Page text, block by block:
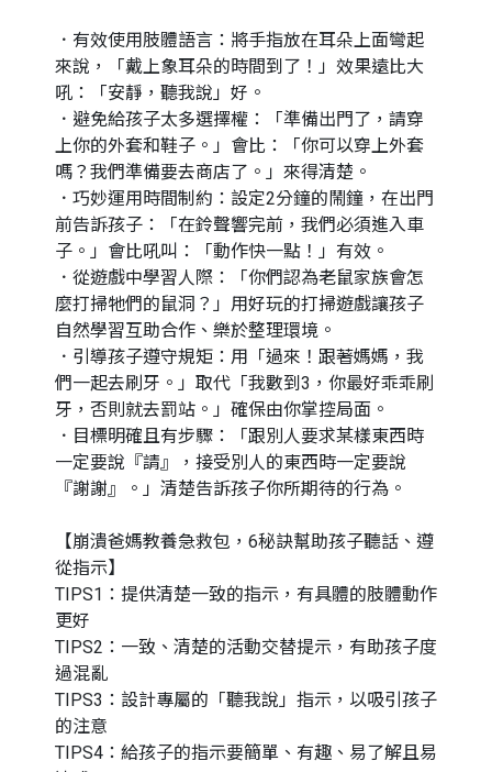
．有效使用肢體語言：將手指放在耳朵上面彎起
來說，「戴上象耳朵的時間到了！」效果遠比大
吼：「安靜，聽我說」好。
．避免給孩子太多選擇權：「準備出門了，請穿
上你的外套和鞋子。」會比：「你可以穿上外套
嗎？我們準備要去商店了。」來得清楚。
．巧妙運用時間制約：設定2分鐘的鬧鐘，在出門
前告訴孩子：「在鈴聲響完前，我們必須進入車
子。」會比吼叫：「動作快一點！」有效。
．從遊戲中學習人際：「你們認為老鼠家族會怎
麼打掃牠們的鼠洞？」用好玩的打掃遊戲讓孩子
自然學習互助合作、樂於整理環境。
．引導孩子遵守規矩：用「過來！跟著媽媽，我
們一起去刷牙。」取代「我數到3，你最好乖乖刷
牙，否則就去罰站。」確保由你掌控局面。
．目標明確且有步驟：「跟別人要求某樣東西時
一定要說『請』，接受別人的東西時一定要說
『謝謝』。」清楚告訴孩子你所期待的行為。
【崩潰爸媽教養急救包，6秘訣幫助孩子聽話、遵
從指示】
TIPS1：提供清楚一致的指示，有具體的肢體動作
更好
TIPS2：一致、清楚的活動交替提示，有助孩子度
過混亂
TIPS3：設計專屬的「聽我說」指示，以吸引孩子
的注意
TIPS4：給孩子的指示要簡單、有趣、易了解且易